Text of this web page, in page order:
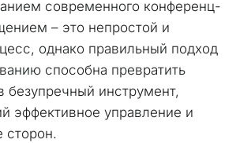
современного конференц-
– это непростой и
однако правильный подход
способна превратить
безупречный инструмент,
эффективное управление и
сторон.